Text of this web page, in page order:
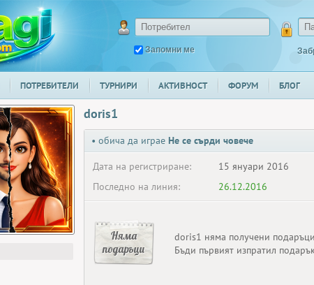
Запомни ме
ПОТРЕБИТЕЛИ ТУРНИРИ АКТИВНОСТ ФОРУМ БЛОГ
doris1
• обича да играе Не се сърди човече
Дата на регистриране:
15 януари 2016
Последно на линия:
26.12.2016
Няма
подаръци
doris1 няма получени подаръци
Бъди първият изпратил